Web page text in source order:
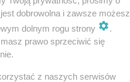
dobrowolna i zawsze możesz
dolnym rogu strony
.
prawo sprzeciwić się
z naszych serwisów